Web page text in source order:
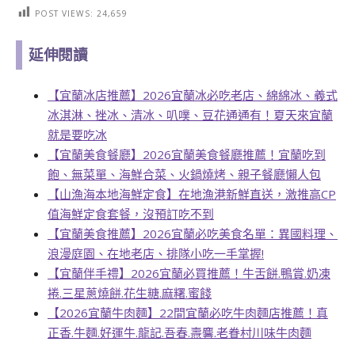
POST VIEWS: 24,659
延伸閱讀
【宜蘭冰店推薦】2026宜蘭冰必吃老店、綿綿冰、義式
冰淇淋、挫冰、清冰、叭噗、豆花通通有！夏天來宜蘭
就是要吃冰
【宜蘭美食餐廳】2026宜蘭美食餐廳推薦！宜蘭吃到
飽、無菜單、海鮮合菜、火鍋燒烤、親子餐廳懶人包
【山漁海本地海鮮定食】在地漁港新鮮直送，激推高CP
值海鮮定食套餐，沒預訂吃不到
【宜蘭美食推薦】2026宜蘭必吃美食名單：異國料理、
浪漫庭園、在地老店、排隊小吃一手掌握!
【宜蘭伴手禮】2026宜蘭必買推薦！牛舌餅.鴨賞.奶凍
捲.三星蔥燒餅.花生糖.麻糬.蜜餞
【2026宜蘭牛肉麵】22間宜蘭必吃牛肉麵店推薦！真
正香.牛麵.好運牛.龍記.吾春.燾麘.老眷村川味牛肉麵